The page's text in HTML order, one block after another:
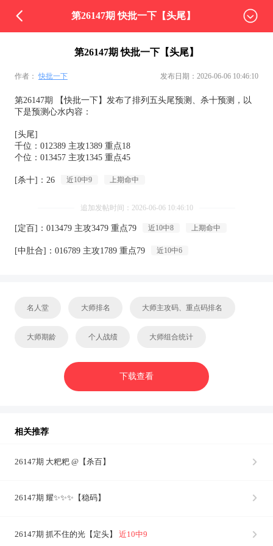
第26147期 快批一下【头尾】
第26147期 快批一下【头尾】
作者：快批一下 发布日期：2026-06-06 10:46:10
第26147期 【快批一下】发布了排列五头尾预测、杀十预测，以
下是预测心水内容：
[头尾]
千位：012389 主攻1389 重点18
个位：013457 主攻1345 重点45
[杀十]：26 近10中9 上期命中
追加发帖时间：2026-06-06 10:46:10
[定百]：013479 主攻3479 重点79 近10中8 上期命中
[中肚合]：016789 主攻1789 重点79 近10中6
名人堂 大师排名 大师主攻码、重点码排名
大师期龄 个人战绩 大师组合统计
下载查看
相关推荐
26147期 大粑粑 @【杀百】
26147期 耀✨✨✨【稳码】
26147期 抓不住的光【定头】 近10中9